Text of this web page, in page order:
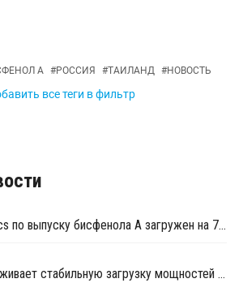
А #РОССИЯ #ТАИЛАНД #НОВОСТЬ
все теги в фильтр
Завод Nan Ya Plastics по выпуску бисфенола А загружен на 70%
PTT Phenol поддерживает стабильную загрузку мощностей на заводах фенола и ацетона в Таиланде